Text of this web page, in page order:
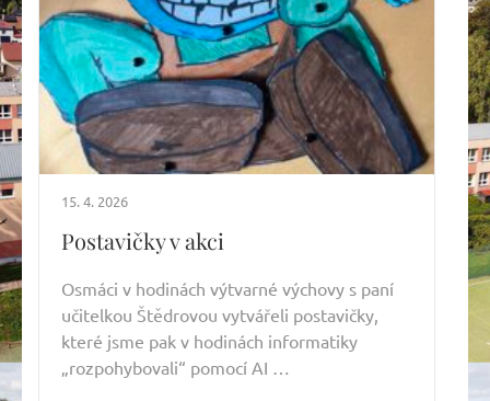
15. 4. 2026
Postavičky v akci
Osmáci v hodinách výtvarné výchovy s paní
učitelkou Štědrovou vytvářeli postavičky,
které jsme pak v hodinách informatiky
„rozpohybovali“ pomocí AI …